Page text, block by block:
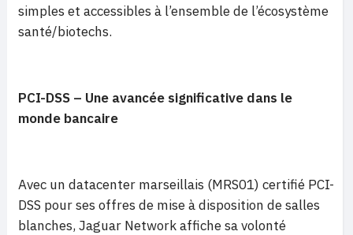
simples et accessibles à l’ensemble de l’écosystème
santé/biotechs.
PCI-DSS – Une avancée significative dans le
monde bancaire
Avec un datacenter marseillais (MRS01) certifié PCI-
DSS pour ses offres de mise à disposition de salles
blanches, Jaguar Network affiche sa volonté